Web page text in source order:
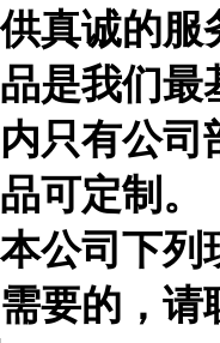
供真诚的服
品是我们最
内只有公司
品可定制。
本公司下列
需要的，请